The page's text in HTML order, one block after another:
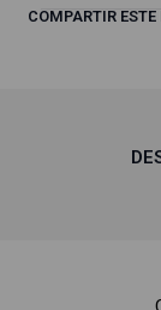
COMPARTIR ESTE